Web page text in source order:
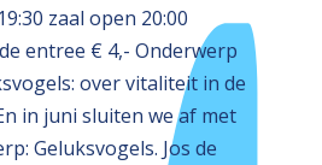
zaal open 20:00
entree € 4,- Onderwerp
over vitaliteit in de
in juni sluiten we af met
Geluksvogels. Jos de